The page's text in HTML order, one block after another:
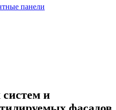
панели
и